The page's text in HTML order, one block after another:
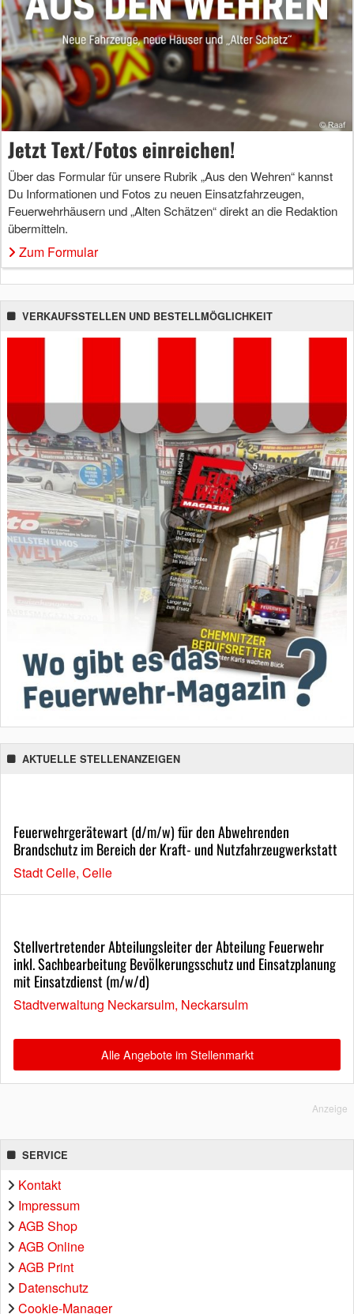
Jetzt Text/Fotos einreichen!
Über das Formular für unsere Rubrik „Aus den Wehren“ kannst
Du Informationen und Fotos zu neuen Einsatzfahrzeugen,
Feuerwehrhäusern und „Alten Schätzen“ direkt an die Redaktion
übermitteln.
Zum Formular
VERKAUFSSTELLEN UND BESTELLMÖGLICHKEIT
AKTUELLE STELLENANZEIGEN
Feuerwehrgerätewart (d/m/w) für den Abwehrenden
Brandschutz im Bereich der Kraft- und Nutzfahrzeugwerkstatt
Stadt Celle, Celle
Stellvertretender Abteilungsleiter der Abteilung Feuerwehr
inkl. Sachbearbeitung Bevölkerungsschutz und Einsatzplanung
mit Einsatzdienst (m/w/d)
Stadtverwaltung Neckarsulm, Neckarsulm
Alle Angebote im Stellenmarkt
Anzeige
SERVICE
Kontakt
Impressum
AGB Shop
AGB Online
AGB Print
Datenschutz
Cookie-Manager